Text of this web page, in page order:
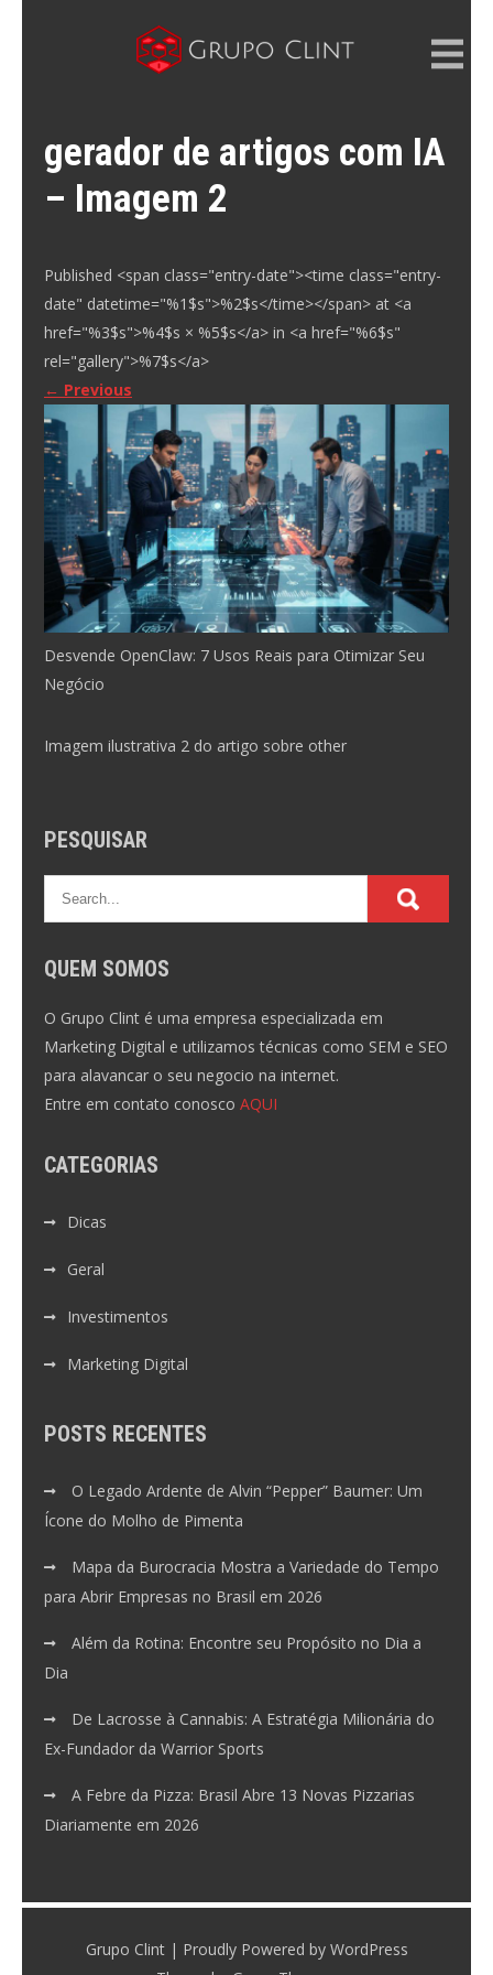
gerador de artigos com IA
– Imagem 2
Published <span class="entry-date"><time class="entry-
date" datetime="%1$s">%2$s</time></span> at <a
href="%3$s">%4$s × %5$s</a> in <a href="%6$s"
rel="gallery">%7$s</a>
← Previous
Desvende OpenClaw: 7 Usos Reais para Otimizar Seu
Negócio
Imagem ilustrativa 2 do artigo sobre other
PESQUISAR
QUEM SOMOS
O Grupo Clint é uma empresa especializada em
Marketing Digital e utilizamos técnicas como SEM e SEO
para alavancar o seu negocio na internet.
Entre em contato conosco AQUI
CATEGORIAS
Dicas
Geral
Investimentos
Marketing Digital
POSTS RECENTES
O Legado Ardente de Alvin “Pepper” Baumer: Um
Ícone do Molho de Pimenta
Mapa da Burocracia Mostra a Variedade do Tempo
para Abrir Empresas no Brasil em 2026
Além da Rotina: Encontre seu Propósito no Dia a
Dia
De Lacrosse à Cannabis: A Estratégia Milionária do
Ex-Fundador da Warrior Sports
A Febre da Pizza: Brasil Abre 13 Novas Pizzarias
Diariamente em 2026
Grupo Clint | Proudly Powered by WordPress